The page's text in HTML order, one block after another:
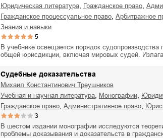
юридическая литература гражданское право
гражданское процессуальное право арбитражное
знания и навыки
5
В учебнике освещается порядок
общей юрисдикции, включая мировых судей.
Судебные доказательства
Михаил Константинович Треушников
учебная и научная литература
монографии
гражданское право административное право
3
В шестом издании монографии исследуются
проблемы доказывания и доказательств в